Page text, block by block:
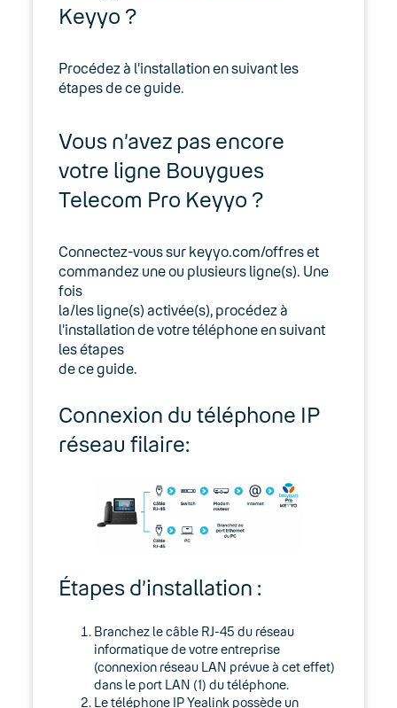
Configuration d’un terminal “blanc”
ou après “reset” (enroll)
Gigaset IP
SmartStation Executive
SmartStation Office
Téléphones IP Cisco SPA
Répéteur Yealink RT30
Yealink W73P : borne W70B et
combiné W73H
05. Téléphonie Mobile
06. Cybersécurité
Keyyo ?
Procédez à l’installation en suivant les
étapes de ce guide.
Vous n’avez pas encore
votre ligne Bouygues
Telecom Pro Keyyo ?
Connectez-vous sur keyyo.com/offres et
commandez une ou plusieurs ligne(s). Une
fois
la/les ligne(s) activée(s), procédez à
l’installation de votre téléphone en suivant
les étapes
de ce guide.
Connexion du téléphone IP
réseau filaire:
Étapes d’installation :
Branchez le câble RJ-45 du réseau
informatique de votre entreprise
(connexion réseau LAN prévue à cet effet)
dans le port LAN (1) du téléphone.
Le téléphone IP Yealink possède un